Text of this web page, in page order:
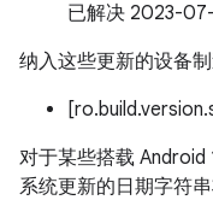
已解决 2023-
纳入这些更新的设备
对于某些搭载
系统更新的日期字符